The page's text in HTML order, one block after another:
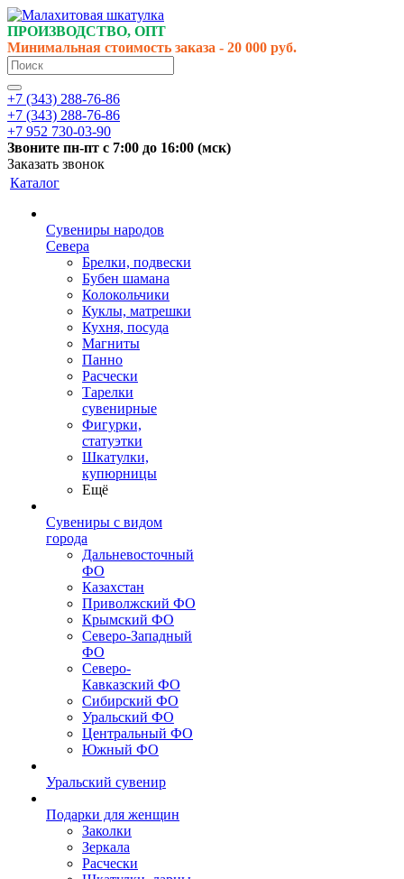
ПРОИЗВОДСТВО, ОПТ
Минимальная стоимость заказа - 20 000 руб.
+7 (343) 288-76-86
+7 (343) 288-76-86
+7 952 730-03-90
Звоните пн-пт с 7:00 до 16:00 (мск)
Заказать звонок
Каталог
Сувениры народов
Севера
Брелки, подвески
Бубен шамана
Колокольчики
Куклы, матрешки
Кухня, посуда
Магниты
Панно
Расчески
Тарелки
сувенирные
Фигурки,
статуэтки
Шкатулки,
купюрницы
Ещё
Сувениры с видом
города
Дальневосточный
ФО
Казахстан
Приволжский ФО
Крымский ФО
Северо-Западный
ФО
Северо-
Кавказский ФО
Сибирский ФО
Уральский ФО
Центральный ФО
Южный ФО
Уральский сувенир
Подарки для женщин
Заколки
Зеркала
Расчески